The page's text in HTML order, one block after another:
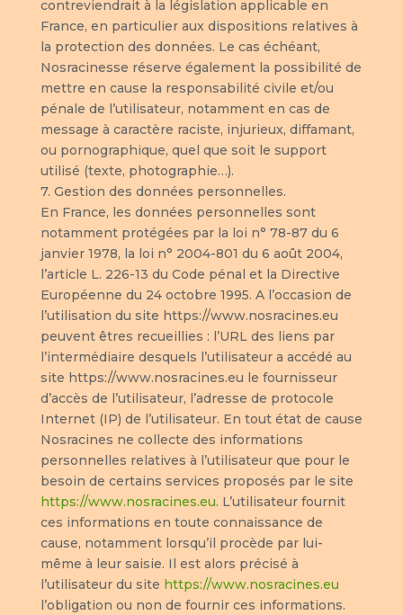
contreviendrait à la législation applicable en
France, en particulier aux dispositions relatives à
la protection des données. Le cas échéant,
Nosracinesse réserve également la possibilité de
mettre en cause la responsabilité civile et/ou
pénale de l’utilisateur, notamment en cas de
message à caractère raciste, injurieux, diffamant,
ou pornographique, quel que soit le support
utilisé (texte, photographie…).
7. Gestion des données personnelles.
En France, les données personnelles sont
notamment protégées par la loi n° 78-87 du 6
janvier 1978, la loi n° 2004-801 du 6 août 2004,
l’article L. 226-13 du Code pénal et la Directive
Européenne du 24 octobre 1995. A l’occasion de
l’utilisation du site https://www.nosracines.eu
peuvent êtres recueillies : l’URL des liens par
l’intermédiaire desquels l’utilisateur a accédé au
site https://www.nosracines.eu le fournisseur
d’accès de l’utilisateur, l’adresse de protocole
Internet (IP) de l’utilisateur. En tout état de cause
Nosracines ne collecte des informations
personnelles relatives à l’utilisateur que pour le
besoin de certains services proposés par le site
https://www.nosracines.eu. L’utilisateur fournit
ces informations en toute connaissance de
cause, notamment lorsqu’il procède par lui-
même à leur saisie. Il est alors précisé à
l’utilisateur du site https://www.nosracines.eu
l’obligation ou non de fournir ces informations.